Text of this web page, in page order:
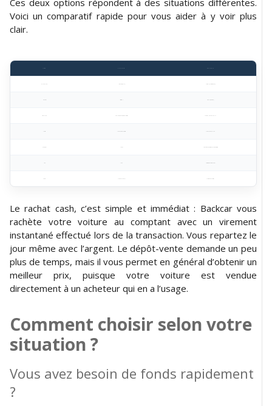
Ces deux options répondent à des situations différentes.
Voici un comparatif rapide pour vous aider à y voir plus
clair.
Le rachat cash, c’est simple et immédiat : Backcar vous
rachète votre voiture au comptant avec un virement
instantané effectué lors de la transaction. Vous repartez le
jour même avec l’argent. Le dépôt-vente demande un peu
plus de temps, mais il vous permet en général d’obtenir un
meilleur prix, puisque votre voiture est vendue
directement à un acheteur qui en a l’usage.
Comment choisir selon votre
situation ?
Vous avez besoin de fonds rapidement
?